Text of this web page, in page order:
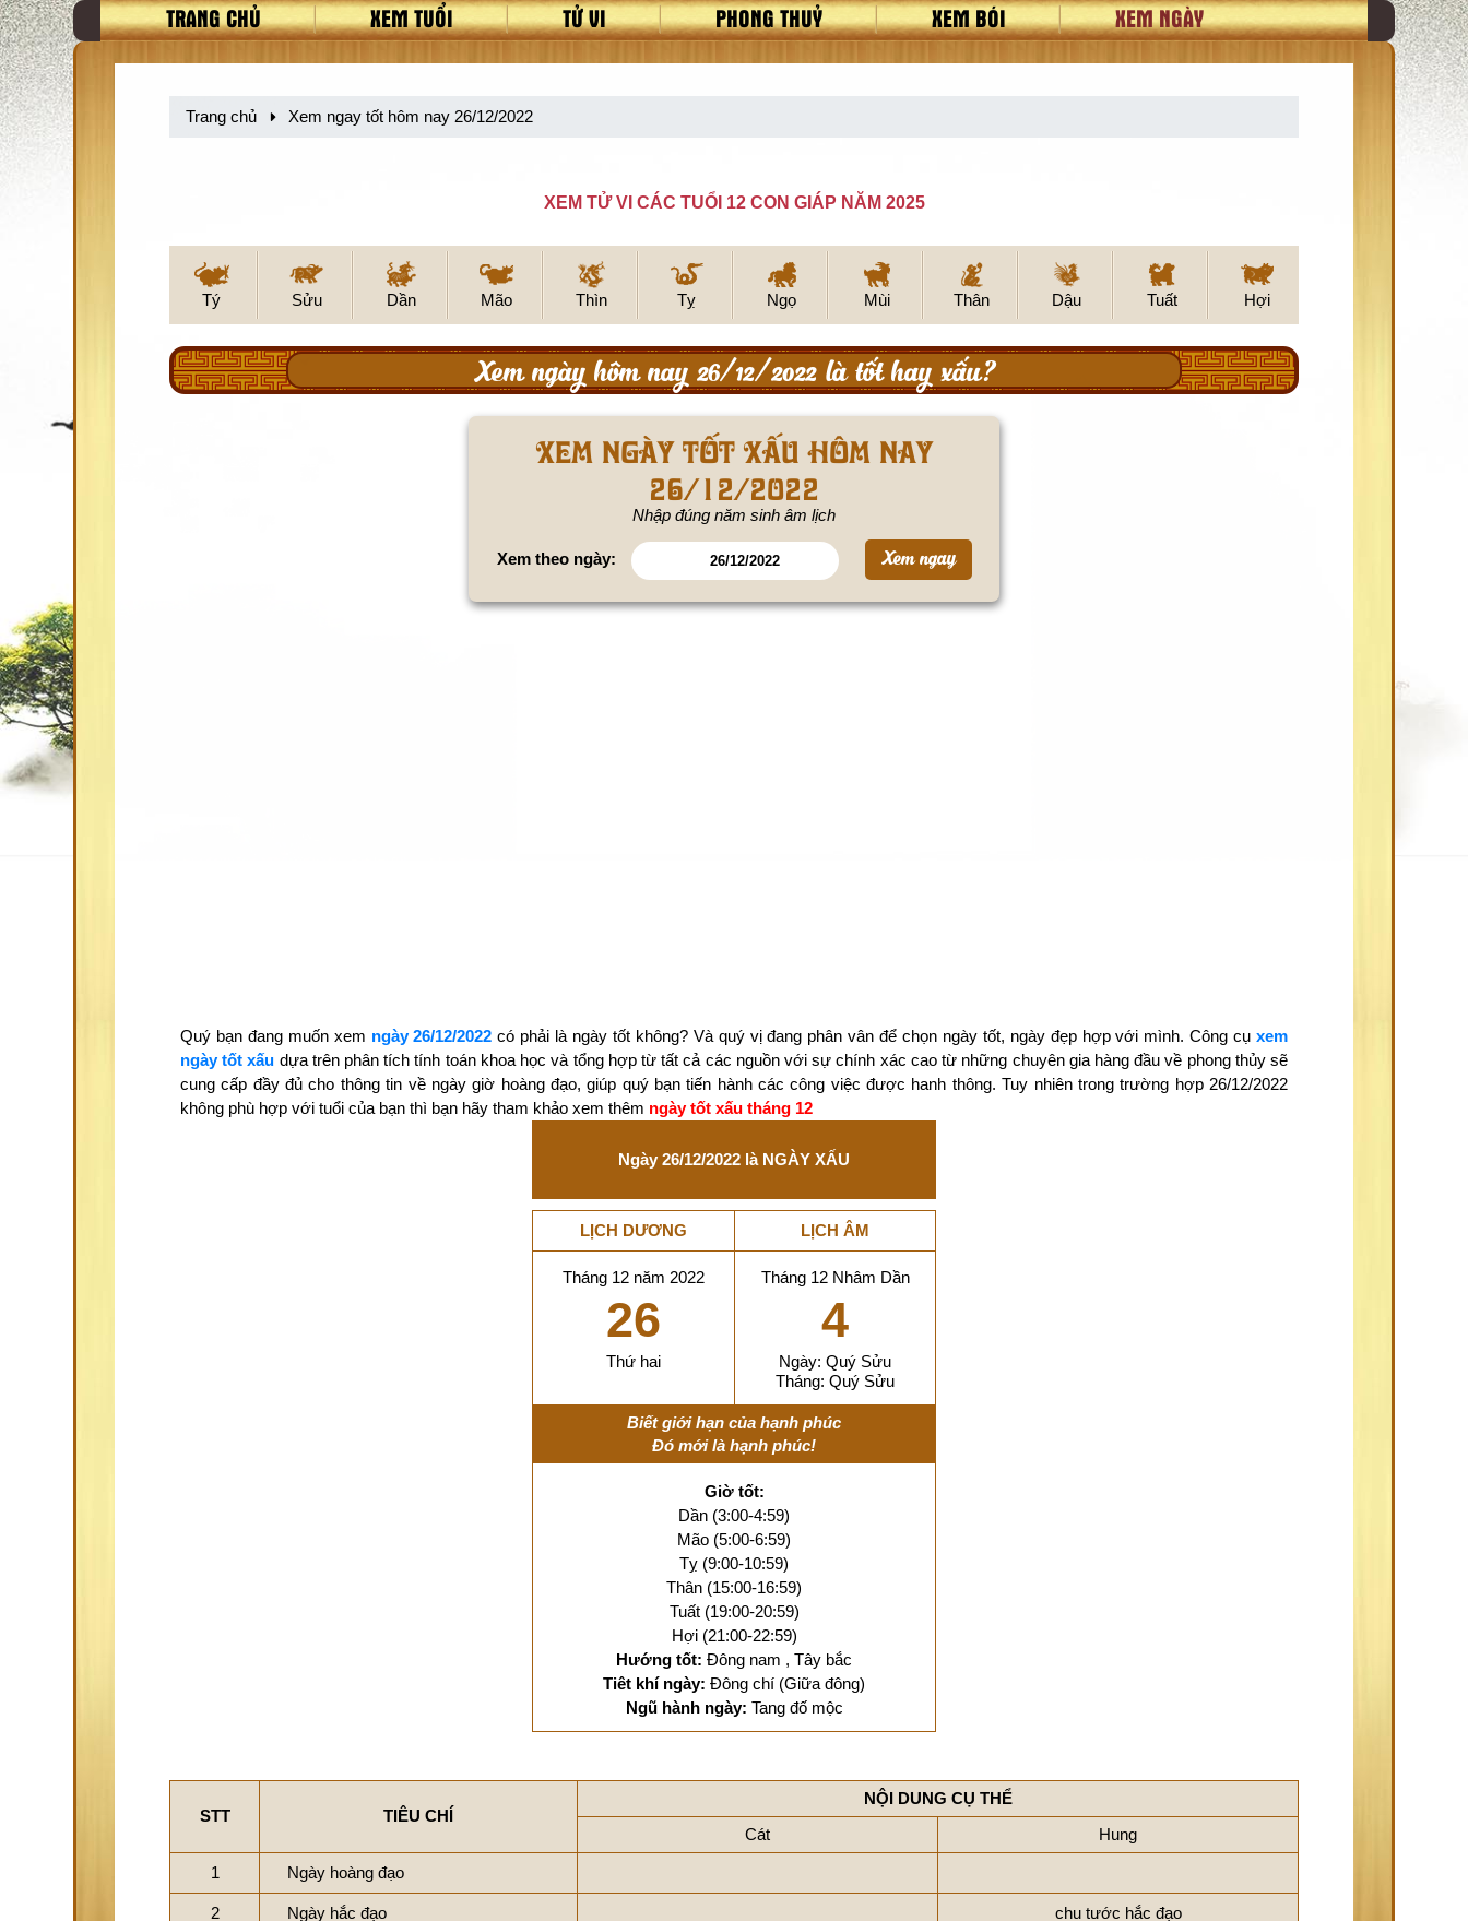
TRANG CHỦ XEM TUỔI TỬ VI PHONG THUỶ XEM BÓI XEM NGÀY
Trang chủ Xem ngay tốt hôm nay 26/12/2022
XEM TỬ VI CÁC TUỔI 12 CON GIÁP NĂM 2025
Tý Sửu Dần Mão Thìn Tỵ Ngọ Mùi Thân Dậu Tuất Hợi
Xem ngày hôm nay 26/12/2022 là tốt hay xấu?
Xem ngày tốt xấu hôm nay
26/12/2022
Nhập đúng năm sinh âm lịch
Xem theo ngày:
Quý bạn đang muốn xem ngày 26/12/2022 có phải là ngày tốt không? Và quý vị đang phân vân để chọn ngày tốt, ngày đẹp hợp với mình. Công cụxem
ngày tốt xấu dựa trên phân tích tính toán khoa học và tổng hợp từ tất cả các nguồn với sự chính xác cao từ những chuyên gia hàng đầu về phong thủy sẽ
cung cấp đầy đủ cho thông tin về ngày giờ hoàng đạo, giúp quý bạn tiến hành các công việc được hanh thông. Tuy nhiên trong trường hợp 26/12/2022
không phù hợp với tuổi của bạn thì bạn hãy tham khảo xem thêm ngày tốt xấu tháng 12
Ngày 26/12/2022 là NGÀY XẤU
LỊCH DƯƠNG LỊCH ÂM
Tháng 12 năm 2022
26
Thứ hai
Tháng 12 Nhâm Dần
4
Ngày: Quý Sửu
Tháng: Quý Sửu
Biết giới hạn của hạnh phúc
Đó mới là hạnh phúc!
Giờ tốt:
Dần (3:00-4:59)
Mão (5:00-6:59)
Tỵ (9:00-10:59)
Thân (15:00-16:59)
Tuất (19:00-20:59)
Hợi (21:00-22:59)
Hướng tốt: Đông nam , Tây bắc
Tiêt khí ngày: Đông chí (Giữa đông)
Ngũ hành ngày: Tang đố mộc
STT TIÊU CHÍ
NỘI DUNG CỤ THỂ
Cát
Hung
1 Ngày hoàng đạo
2 Ngày hắc đạo chu tước hắc đạo